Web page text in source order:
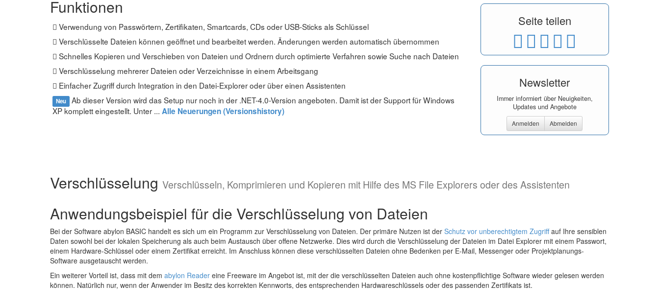
Funktionen
Verwendung von Passwörtern, Zertifikaten, Smartcards, CDs oder USB-Sticks als Schlüssel
Verschlüsselte Dateien können geöffnet und bearbeitet werden. Änderungen werden automatisch übernommen
Schnelles Kopieren und Verschieben von Dateien und Ordnern durch optimierte Verfahren sowie Suche nach Dateien
Verschlüsselung mehrerer Dateien oder Verzeichnisse in einem Arbeitsgang
Einfacher Zugriff durch Integration in den Datei-Explorer oder über einen Assistenten
Neu Ab dieser Version wird das Setup nur noch in der .NET-4.0-Version angeboten. Damit ist der Support für Windows
XP komplett eingestellt. Unter ... Alle Neuerungen (Versionshistory)
Seite teilen
Newsletter
Immer informiert über Neuigkeiten,
Updates und Angebote
Anmelden Abmelden
Verschlüsselung Verschlüsseln, Komprimieren und Kopieren mit Hilfe des MS File Explorers oder des Assistenten
Anwendungsbeispiel für die Verschlüsselung von Dateien
Bei der Software abylon BASIC handelt es sich um ein Programm zur Verschlüsselung von Dateien. Der primäre Nutzen ist der Schutz vor unberechtigtem Zugriffauf Ihre sensiblen
Daten sowohl bei der lokalen Speicherung als auch beim Austausch über offene Netzwerke. Dies wird durch die Verschlüsselung der Dateien im Datei Explorer mit einem Passwort,
einem Hardware-Schlüssel oder einem Zertifikat erreicht. Im Anschluss können diese verschlüsselten Dateien ohne Bedenken per E-Mail, Messenger oder Projektplanungs-
Software ausgetauscht werden.
Ein weiterer Vorteil ist, dass mit dem abylon Reader eine Freeware im Angebot ist, mit der die verschlüsselten Dateien auch ohne kostenpflichtige Software wieder gelesen werden
können. Natürlich nur, wenn der Anwender im Besitz des korrekten Kennworts, des entsprechenden Hardwareschlüssels oder des passenden Zertifikats ist.